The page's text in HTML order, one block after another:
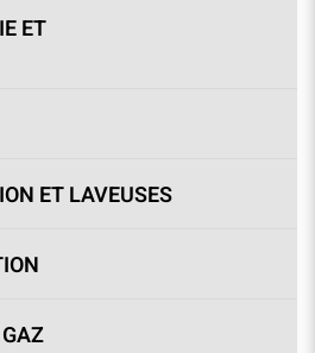
ET
ET LAVEUSES